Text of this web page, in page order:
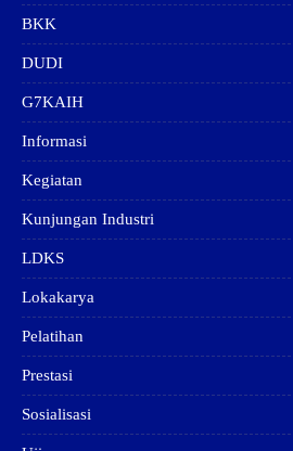
BKK
DUDI
G7KAIH
Informasi
Kegiatan
Kunjungan Industri
LDKS
Lokakarya
Pelatihan
Prestasi
Sosialisasi